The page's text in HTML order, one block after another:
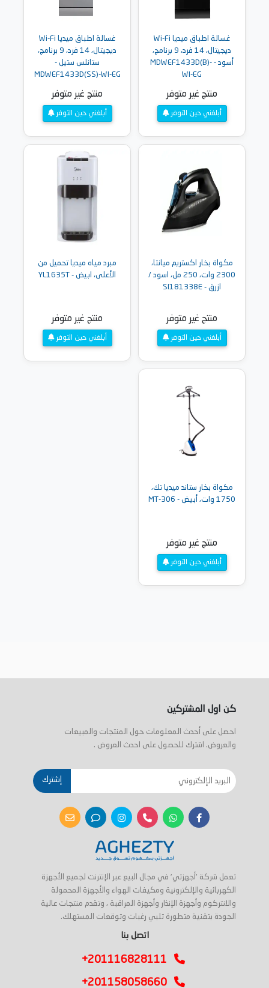
غسالة اطباق ميديا Wi-Fi
ديجيتال، 14 فرد، 9 برنامج،
أسود - MDWEF1433D(B)-
WI-EG
منتج غير متوفر
أبلغني حين التوفر
غسالة اطباق ميديا Wi-Fi
ديجيتال، 14 فرد، 9 برنامج،
ستانلس ستيل -
MDWEF1433D(SS)-WI-EG
منتج غير متوفر
أبلغني حين التوفر
مكواة بخار اكستريم ميانتا،
2300 وات، 250 مل، اسود /
ازرق - SI181338E
منتج غير متوفر
أبلغني حين التوفر
مبرد مياه ميديا تحميل من
الأعلى، ابيض - YL1635T
منتج غير متوفر
أبلغني حين التوفر
مكواة بخار ستاند ميديا تك،
1750 وات، أبيض - MT-306
منتج غير متوفر
أبلغني حين التوفر
كن اول المشتركين
احصل على أحدث المعلومات حول المنتجات والمبيعات
والعروض. اشترك للحصول على احدث العروض .
إشترك
تعمل شركة 'أجهزتي' في مجال البيع عبر الإنترنت لجميع الأجهزة
الكهربائية والإلكترونية ومكيفات الهواء والأجهزة المحمولة
والانتركوم وأجهزة الإنذار وأجهزة المراقبة ، وتقدم منتجات عالية
الجودة بتقنية متطورة تلبي رغبات وتوقعات المستهلك.
اتصل بنا
+201116828111
+201158058660